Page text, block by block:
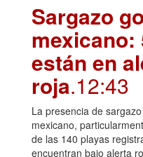
Sargazo
mexicano:
están en
roja.12:43
La presencia de
mexicano,
de las 140 playas
encuentran bajo alerta